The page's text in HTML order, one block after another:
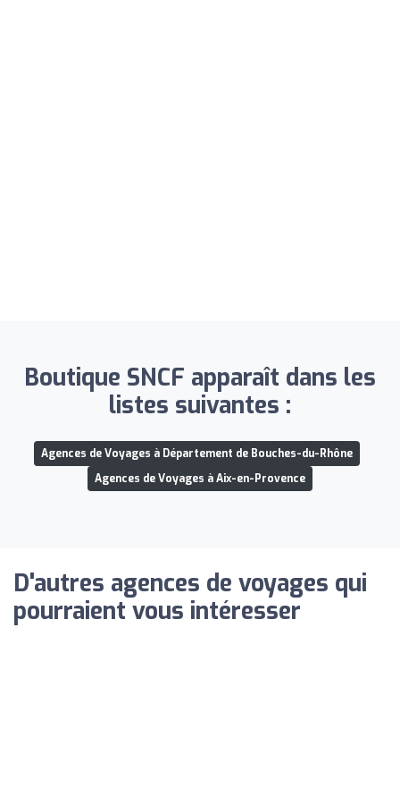
Boutique SNCF apparaît dans les
listes suivantes :
Agences de Voyages à Département de Bouches-du-Rhône
Agences de Voyages à Aix-en-Provence
D'autres agences de voyages qui
pourraient vous intéresser